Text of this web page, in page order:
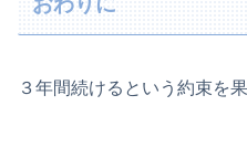
３年間続けるという約束を